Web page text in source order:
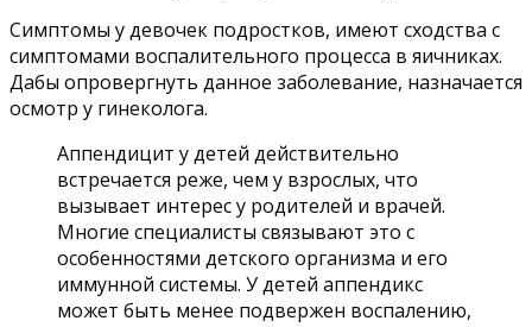
Симптомы у девочек подростков, имеют сходства с
симптомами воспалительного процесса в яичниках.
Дабы опровергнуть данное заболевание, назначается
осмотр у гинеколога.
Аппендицит у детей действительно
встречается реже, чем у взрослых, что
вызывает интерес у родителей и врачей.
Многие специалисты связывают это с
особенностями детского организма и его
иммунной системы. У детей аппендикс
может быть менее подвержен воспалению,